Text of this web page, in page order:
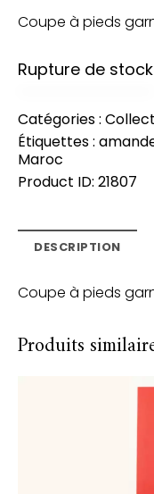
Coupe à pieds
Rupture de stock
Catégories :
Étiquettes :
Maroc
Product ID: 21807
DESCRIPTION
Coupe à pieds
Produits